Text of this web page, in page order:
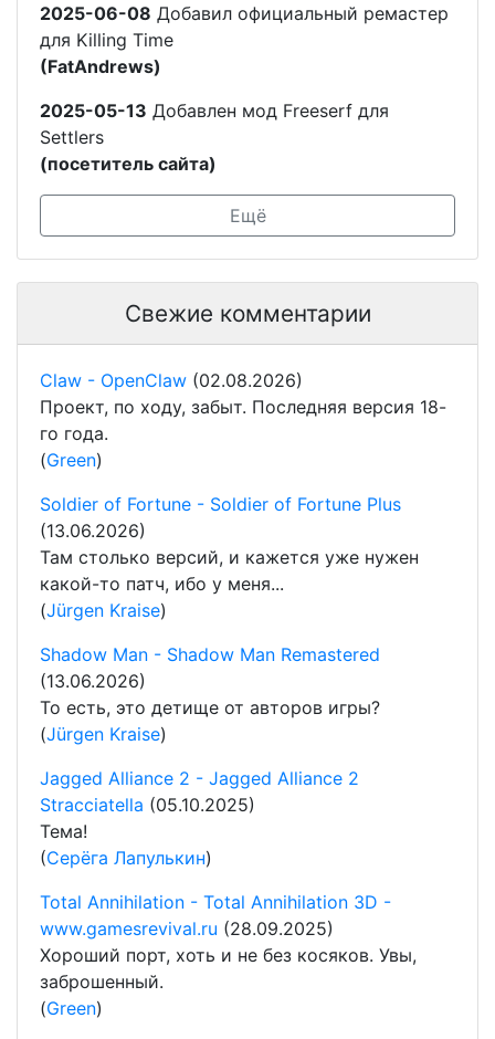
2025-06-08 Добавил официальный ремастер
для Killing Time
(FatAndrews)
2025-05-13 Добавлен мод Freeserf для
Settlers
(посетитель сайта)
Ещё
Свежие комментарии
Claw - OpenClaw (02.08.2026)
Проект, по ходу, забыт. Последняя версия 18-
го года.
(Green)
Soldier of Fortune - Soldier of Fortune Plus
(13.06.2026)
Там столько версий, и кажется уже нужен
какой-то патч, ибо у меня...
(Jürgen Kraise)
Shadow Man - Shadow Man Remastered
(13.06.2026)
То есть, это детище от авторов игры?
(Jürgen Kraise)
Jagged Alliance 2 - Jagged Alliance 2
Stracciatella (05.10.2025)
Тема!
(Серёга Лапулькин)
Total Annihilation - Total Annihilation 3D -
www.gamesrevival.ru (28.09.2025)
Хороший порт, хоть и не без косяков. Увы,
заброшенный.
(Green)